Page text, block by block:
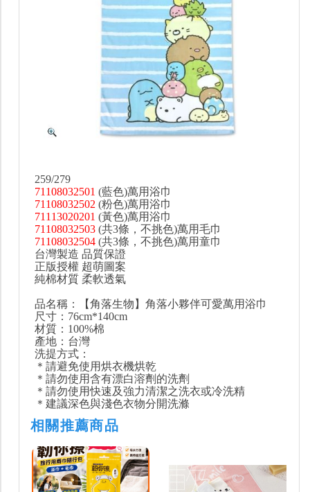
259/279
71108032501 (藍色)萬用浴巾
71108032502 (粉色)萬用浴巾
71113020201 (黃色)萬用浴巾
71108032503 (共3條，不挑色)萬用毛巾
71108032504 (共3條，不挑色)萬用童巾
台灣製造 品質保證
正版授權 超萌圖案
純棉材質 柔軟透氣
品名稱：【角落生物】角落小夥伴可愛萬用浴巾
尺寸：76cm*140cm
材質：100%棉
產地：台灣
洗提方式：
＊請避免使用烘衣機烘乾
＊請勿使用含有漂白溶劑的洗劑
＊請勿使用快速及強力清潔之洗衣或冷洗精
＊建議深色與淺色衣物分開洗滌
相關推薦商品